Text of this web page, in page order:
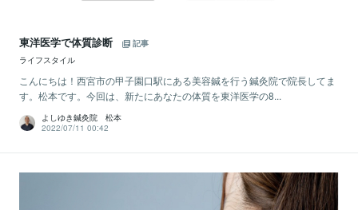
東洋医学で体質診断
記事
ライフスタイル
こんにちは！西宮市の甲子園口駅にある美容鍼を行う鍼灸院で院長してま
す。松本です。今回は、新たにあなたの体質を東洋医学の8...
よしゆき鍼灸院 松本
2022/07/11 00:42